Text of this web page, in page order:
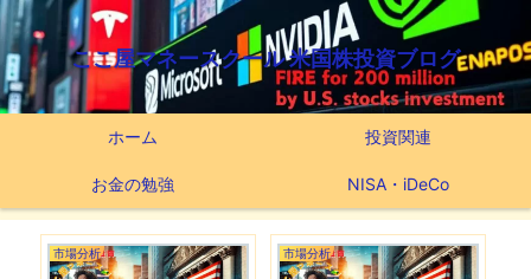
ここ屋マネースクール 米国株投資ブログ
ホーム 投資関連
お金の勉強 NISA・iDeCo
市場分析 市場分析